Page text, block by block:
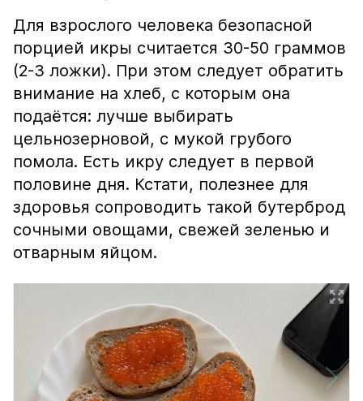
Для взрослого человека безопасной
порцией икры считается 30-50 граммов
(2-3 ложки). При этом следует обратить
внимание на хлеб, с которым она
подаётся: лучше выбирать
цельнозерновой, с мукой грубого
помола. Есть икру следует в первой
половине дня. Кстати, полезнее для
здоровья сопроводить такой бутерброд
сочными овощами, свежей зеленью и
отварным яйцом.